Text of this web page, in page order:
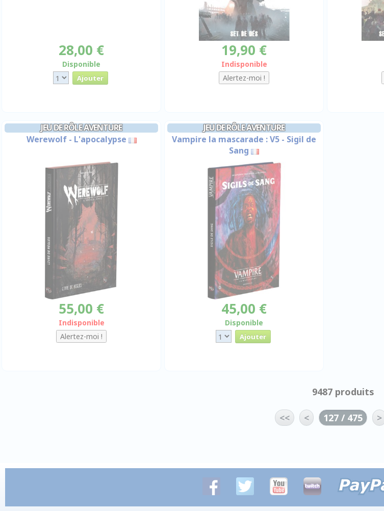
28,00 €
Disponible
19,90 €
Indisponible
JEU DE RÔLE AVENTURE
Werewolf - L'apocalypse
55,00 €
Indisponible
JEU DE RÔLE AVENTURE
Vampire la mascarade : V5 - Sigil de
Sang
45,00 €
Disponible
9487 produits
<< < 127 / 475 >